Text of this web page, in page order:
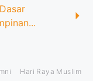
Hari Raya Muslim